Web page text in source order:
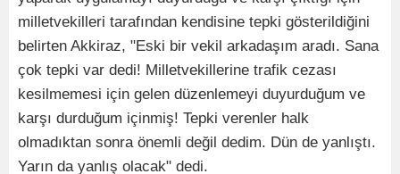
milletvekilleri tarafından kendisine tepki gösterildiğini
belirten Akkiraz, "Eski bir vekil arkadaşım aradı. Sana
çok tepki var dedi! Milletvekillerine trafik cezası
kesilmemesi için gelen düzenlemeyi duyurduğum ve
karşı durduğum içinmiş! Tepki verenler halk
olmadıktan sonra önemli değil dedim. Dün de yanlıştı.
Yarın da yanlış olacak" dedi.